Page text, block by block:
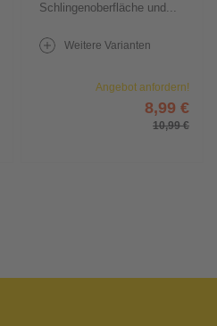
Schlingenoberfläche und...
Weitere Varianten
Angebot anfordern!
8,99 €
10,99 €